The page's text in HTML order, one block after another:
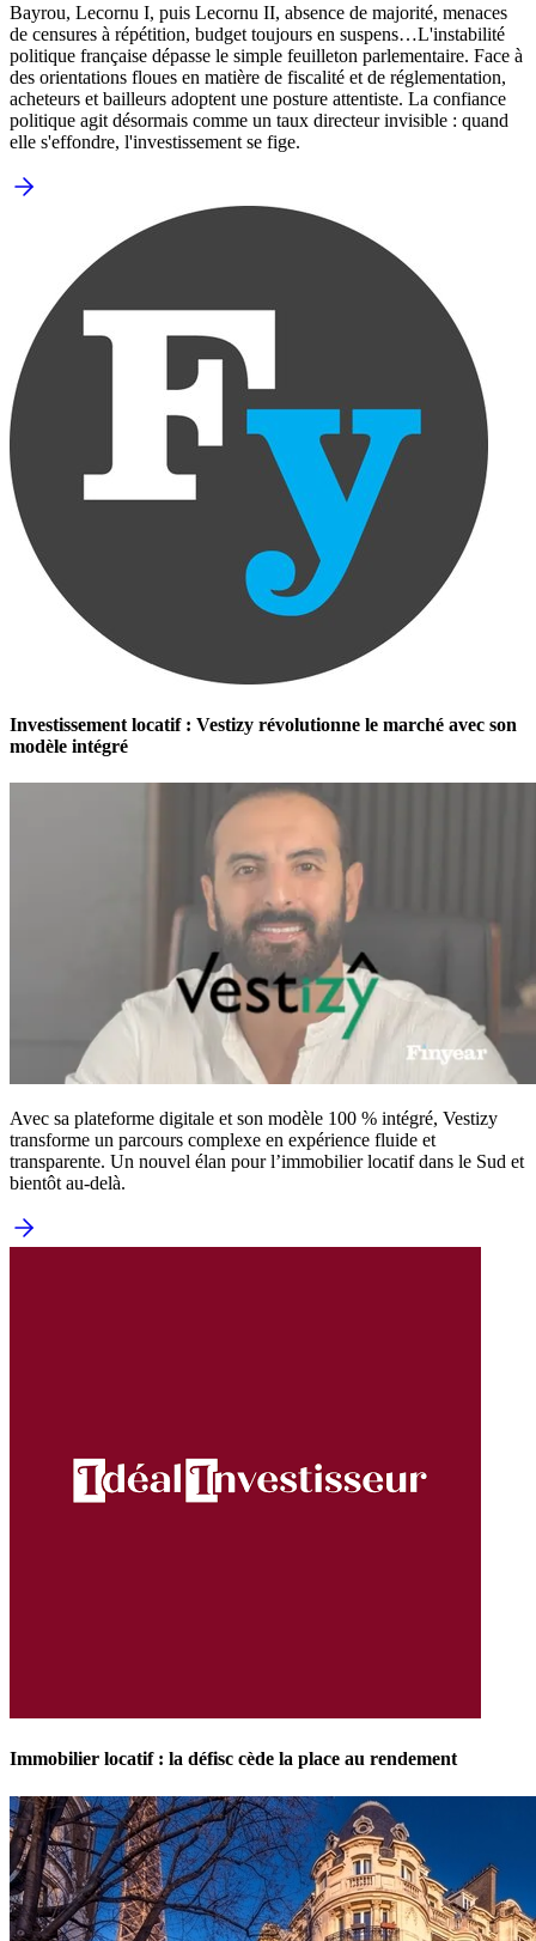
Bayrou, Lecornu I, puis Lecornu II, absence de majorité, menaces
de censures à répétition, budget toujours en suspens…L'instabilité
politique française dépasse le simple feuilleton parlementaire. Face à
des orientations floues en matière de fiscalité et de réglementation,
acheteurs et bailleurs adoptent une posture attentiste. La confiance
politique agit désormais comme un taux directeur invisible : quand
elle s'effondre, l'investissement se fige.
Investissement locatif : Vestizy révolutionne le marché avec son
modèle intégré
Avec sa plateforme digitale et son modèle 100 % intégré, Vestizy
transforme un parcours complexe en expérience fluide et
transparente. Un nouvel élan pour l’immobilier locatif dans le Sud et
bientôt au-delà.
Immobilier locatif : la défisc cède la place au rendement